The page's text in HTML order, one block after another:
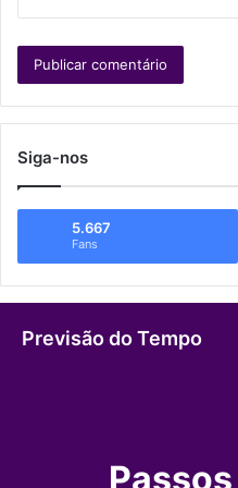
Siga-nos
5.667
Fans
Previsão do Tempo
Passos